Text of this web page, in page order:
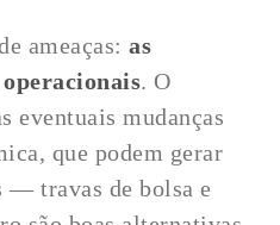
ameaças:as
. O
eventuais mudanças
que podem gerar
— travas de bolsa e